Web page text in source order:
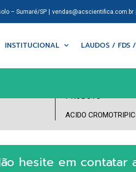
– Sumaré/SP| vendas@acscientifica.com.br|
INSTITUCIONAL LAUDOS / FDS
ACIDO
hesite em contatar